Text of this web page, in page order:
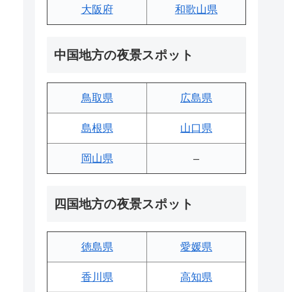
大阪府 和歌山県
中国地方の夜景スポット
鳥取県 広島県
島根県 山口県
岡山県 –
四国地方の夜景スポット
徳島県 愛媛県
香川県 高知県